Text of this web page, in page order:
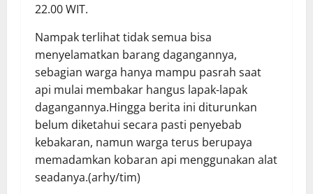
22.00 WIT.
Nampak terlihat tidak semua bisa
menyelamatkan barang dagangannya,
sebagian warga hanya mampu pasrah saat
api mulai membakar hangus lapak-lapak
dagangannya.Hingga berita ini diturunkan
belum diketahui secara pasti penyebab
kebakaran, namun warga terus berupaya
memadamkan kobaran api menggunakan alat
seadanya.(arhy/tim)